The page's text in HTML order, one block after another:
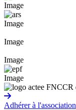
Image
Image
Image
Image
Image
Adhérer à l'association